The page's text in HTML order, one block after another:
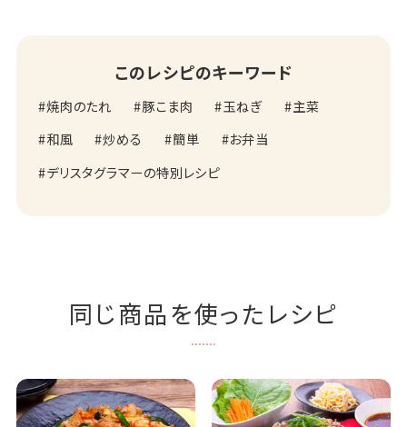
このレシピのキーワード
焼肉のたれ 豚こま肉 玉ねぎ
主菜
和風
炒める 簡単
お弁当
デリスタグラマーの特別レシピ
同じ商品を使ったレシピ